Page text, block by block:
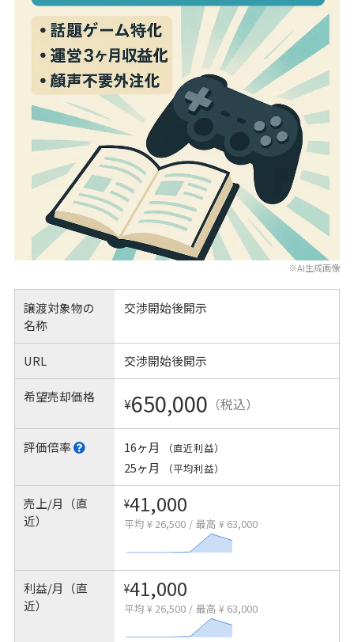
※AI生成画像
譲渡対象物の
名称
交渉開始後開示
URL 交渉開始後開示
希望売却価格 ¥650,000 （税込）
評価倍率 16ヶ月 （直近利益）
25ヶ月 （平均利益）
売上/月（直
近）
¥41,000
平均 ¥ 26,500 / 最高 ¥ 63,000
利益/月（直
近）
¥41,000
平均 ¥ 26,500 / 最高 ¥ 63,000